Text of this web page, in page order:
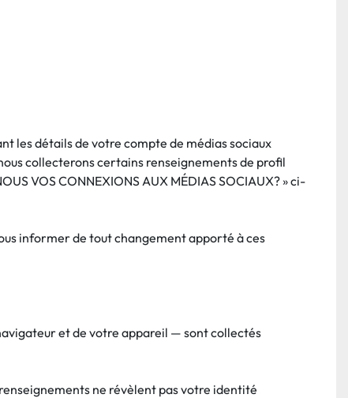
les détails de votre compte de médias sociaux
collecterons certains renseignements de profil
VOS CONNEXIONS AUX MÉDIAS SOCIAUX? » ci-
informer de tout changement apporté à ces
et de votre appareil — sont collectés
ne révèlent pas votre identité